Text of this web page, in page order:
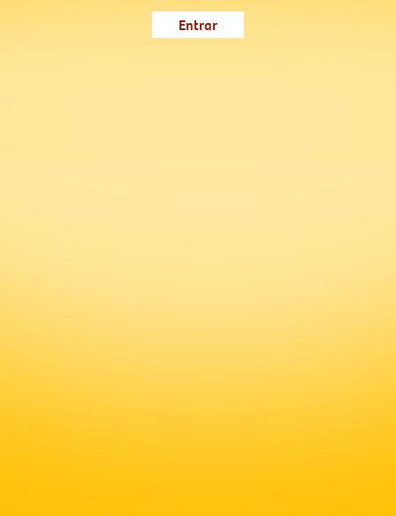
Entrar